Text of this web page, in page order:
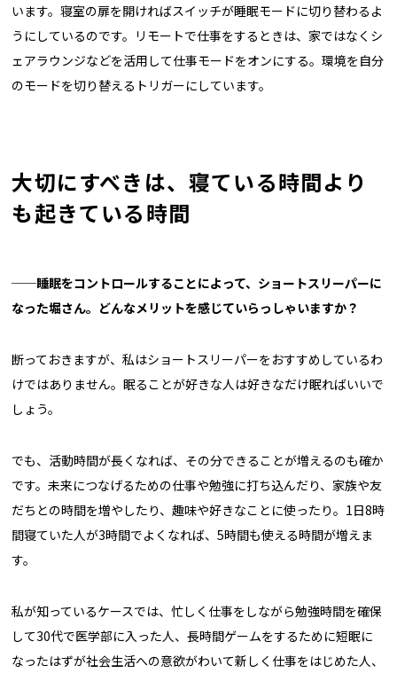
います。寝室の扉を開ければスイッチが睡眠モードに切り替わるよ
うにしているのです。リモートで仕事をするときは、家ではなくシ
ェアラウンジなどを活用して仕事モードをオンにする。環境を自分
のモードを切り替えるトリガーにしています。
大切にすべきは、寝ている時間より
も起きている時間
──睡眠をコントロールすることによって、ショートスリーパーに
なった堀さん。どんなメリットを感じていらっしゃいますか？
断っておきますが、私はショートスリーパーをおすすめしているわ
けではありません。眠ることが好きな人は好きなだけ眠ればいいで
しょう。
でも、活動時間が長くなれば、その分できることが増えるのも確か
です。未来につなげるための仕事や勉強に打ち込んだり、家族や友
だちとの時間を増やしたり、趣味や好きなことに使ったり。1日8時
間寝ていた人が3時間でよくなれば、5時間も使える時間が増えま
す。
私が知っているケースでは、忙しく仕事をしながら勉強時間を確保
して30代で医学部に入った人、長時間ゲームをするために短眠に
なったはずが社会生活への意欲がわいて新しく仕事をはじめた人、